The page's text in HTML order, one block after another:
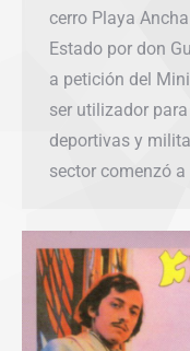
cerro Playa
Estado por don
a petición del
ser utilizador
deportivas y
sector comenzó